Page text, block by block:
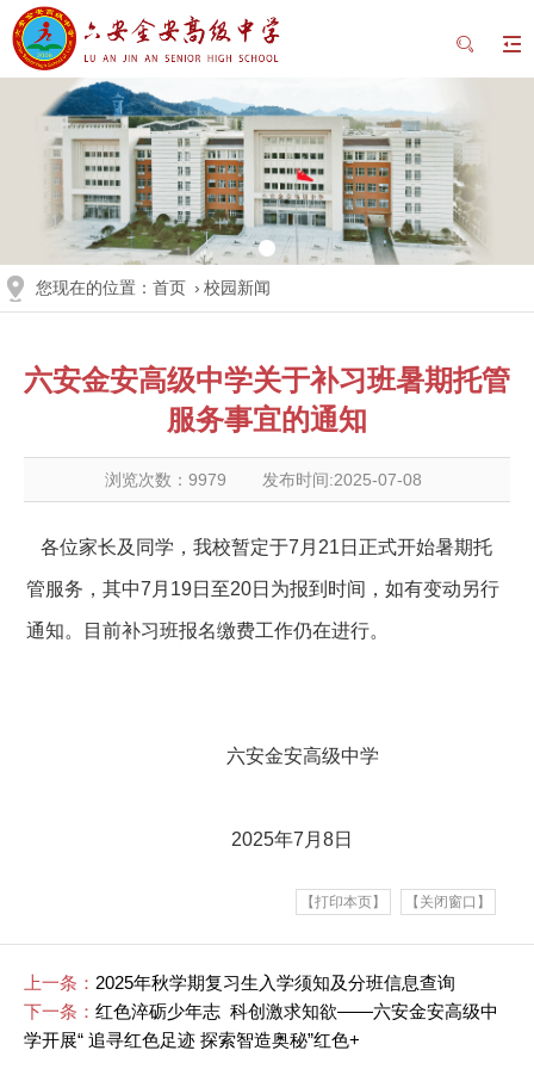
您现在的位置： 首页 › 校园新闻
六安金安高级中学关于补习班暑期托管
服务事宜的通知
浏览次数： 9979 发布时间:2025-07-08
各位家长及同学，我校暂定于7月21日正式开始暑期托
管服务，其中7月19日至20日为报到时间，如有变动另行
通知。目前补习班报名缴费工作仍在进行。
六安金安高级中学
2025年7月8日
【打印本页】 【关闭窗口】
上一条： 2025年秋学期复习生入学须知及分班信息查询
下一条： 红色淬砺少年志 科创激求知欲——六安金安高级中
学开展“ 追寻红色足迹 探索智造奥秘”红色+